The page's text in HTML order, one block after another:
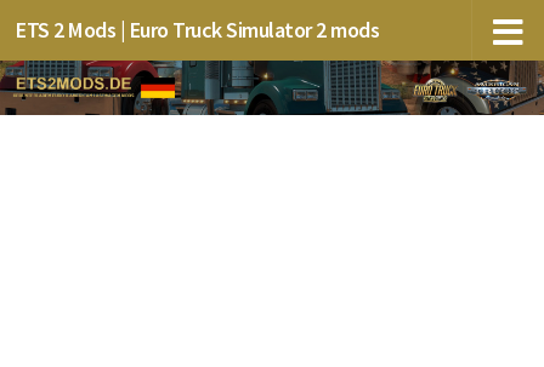
ETS 2 Mods | Euro Truck Simulator 2 mods